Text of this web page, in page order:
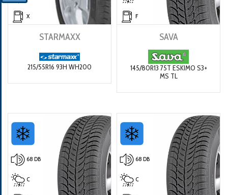
X
STARMAXX
215/55R16 93H WH200
F
SAVA
145/80R13 75T ESKIMO S3+
MS TL
68 DB
C
68 DB
C